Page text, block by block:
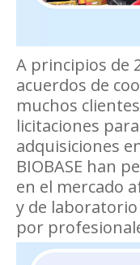
A principios de
acuerdos de
muchos
licitaciones
adquisiciones
BIOBASE han
en el mercado
y de
por